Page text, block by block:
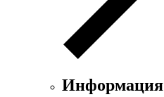
Информация